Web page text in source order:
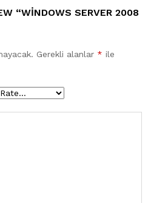
“WINDOWS SERVER 2008
Gerekli alanlar * ile